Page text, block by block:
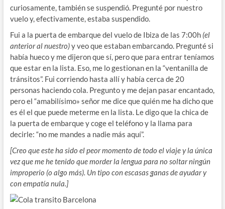
curiosamente, también se suspendió. Pregunté por nuestro
vuelo y, efectivamente, estaba suspendido.
Fui a la puerta de embarque del vuelo de Ibiza de las 7:00h (el
anterior al nuestro)y veo que estaban embarcando. Pregunté si
había hueco y me dijeron que sí, pero que para entrar teníamos
que estar en la lista. Eso, me lo gestionan en la “ventanilla de
tránsitos”. Fui corriendo hasta allí y había cerca de 20
personas haciendo cola. Pregunto y me dejan pasar encantado,
pero el “amabilísimo» señor me dice que quién me ha dicho que
es él el que puede meterme en la lista. Le digo que la chica de
la puerta de embarque y coge el teléfono y la llama para
decirle: “no me mandes a nadie más aquí”.
[Creo que este ha sido el peor momento de todo el viaje y la única
vez que me he tenido que morder la lengua para no soltar ningún
improperio (o algo más). Un tipo con escasas ganas de ayudar y
con empatía nula.]